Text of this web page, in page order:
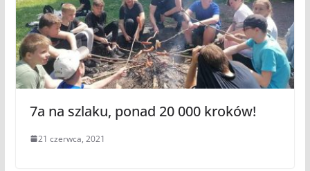
7a na szlaku, ponad 20 000 kroków!
21 czerwca, 2021